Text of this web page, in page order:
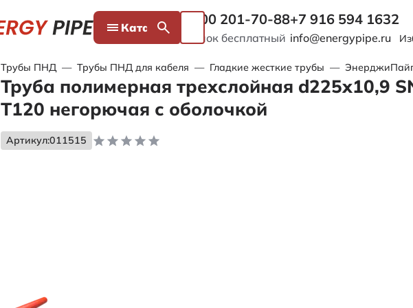
Каталог 8 800 201-70-88
Звонок бесплатный
+7 916 594 1632
info@energypipe.ru
Трубы ПНД — Трубы ПНД для кабеля — Гладкие жесткие трубы —
Труба полимерная трехслойная d225х10,9
Т120 негорючая с оболочкой
Артикул:011515